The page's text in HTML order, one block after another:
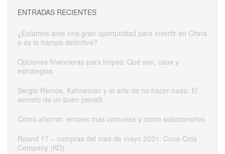
ENTRADAS RECIENTES
¿Estamos ante una gran oportunidad para invertir en China
o es la trampa definitiva?
Opciones financieras para torpes: Qué son, usos y
estrategias
Sergio Ramos, Kahneman y el arte de no hacer nada: El
secreto de un buen penalti
Cómo ahorrar: errores más comunes y cómo solucionarlos
Round 17 – compras del mes de mayo 2021: Coca-Cola
Company (KO)